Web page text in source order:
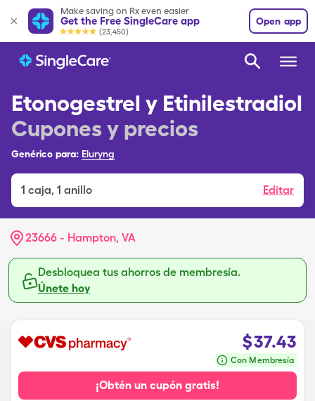
Make saving on Rx even easier
Get the Free SingleCare app
(23,450)
Open app
Etonogestrel y Etinilestradiol
Cupones y precios
Genérico para: Eluryng
1 caja, 1 anillo Editar
23666 - Hampton, VA
Desbloquea tus ahorros de membresía.
Únete hoy
$37.43
Con Membresía
¡Obtén un cupón gratis!